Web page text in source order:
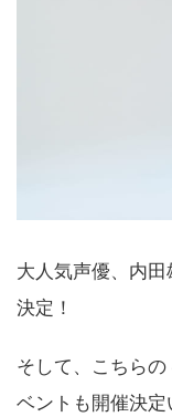
大人気声優、内
決定！
そして、こちらの
ベントも開催決定